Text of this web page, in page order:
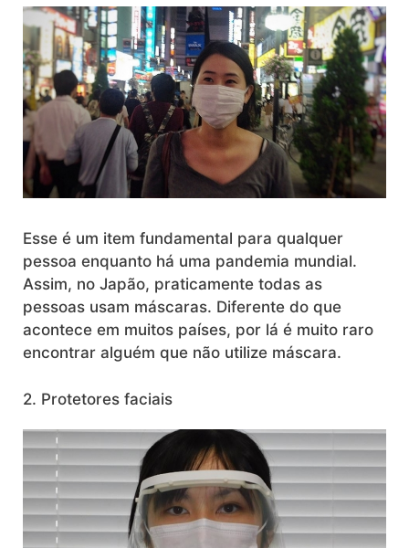
Esse é um item fundamental para qualquer
pessoa enquanto há uma pandemia mundial.
Assim, no Japão, praticamente todas as
pessoas usam máscaras. Diferente do que
acontece em muitos países, por lá é muito raro
encontrar alguém que não utilize máscara.
2. Protetores faciais